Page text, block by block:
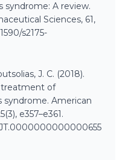
syndrome: A review.
Sciences, 61,
s2175-
J. C. (2018).
of
syndrome. American
e357–e361.